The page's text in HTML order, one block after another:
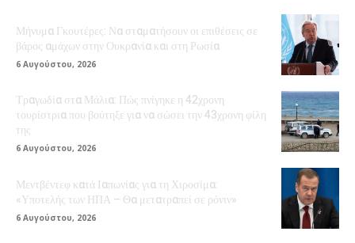
Μήνυμα Γκουτέρες: Να σταματήσουν οι επιθέσεις σε
βάρος αμάχων στην Ουκρανία και στη Ρωσία
6 Αυγούστου, 2026
Τραγωδία στα Μάλια: Πώς πνίγηκε η 42χρονη
τουρίστρια που βούτηξε για να σώσει την 43χρονη φίλη
της
6 Αυγούστου, 2026
Μεντβέντεφ κατά Ιαπωνίας για τη Χιροσίμα:
«Υποτελής των ΗΠΑ – Θα μετατραπεί σε ρόνιν»
6 Αυγούστου, 2026